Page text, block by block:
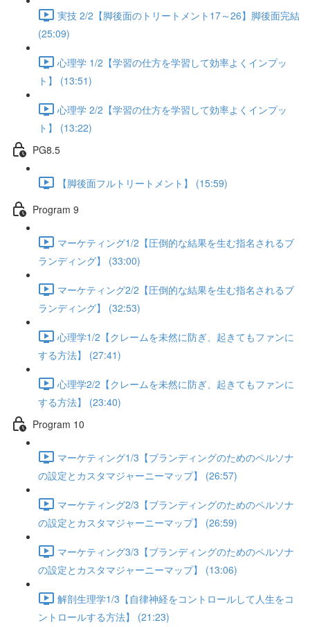
実技 2/2【脚後面のトリートメント17～26】脚後面完結
(25:09)
心理学 1/2【学習の仕方を学習して効率よくインプッ
ト】 (13:51)
心理学 2/2【学習の仕方を学習して効率よくインプッ
ト】 (13:22)
PG8.5
【脚後面フルトリートメント】 (15:59)
Program 9
マーケティング1/2【圧倒的な結果を生む指名されるブ
ランディング】 (33:00)
マーケティング2/2【圧倒的な結果を生む指名されるブ
ランディング】 (32:53)
心理学1/2【クレームを未然に防ぎ、起きてもファンに
する方法】 (27:41)
心理学2/2【クレームを未然に防ぎ、起きてもファンに
する方法】 (23:40)
Program 10
マーケティング1/3【ブランディングのためのペルソナ
の設定とカスタマジャーニーマップ】 (26:57)
マーケティング2/3【ブランディングのためのペルソナ
の設定とカスタマジャーニーマップ】 (26:59)
マーケティング3/3【ブランディングのためのペルソナ
の設定とカスタマジャーニーマップ】 (13:06)
解剖生理学1/3【自律神経をコントロールして人生をコ
ントロールする方法】 (21:23)